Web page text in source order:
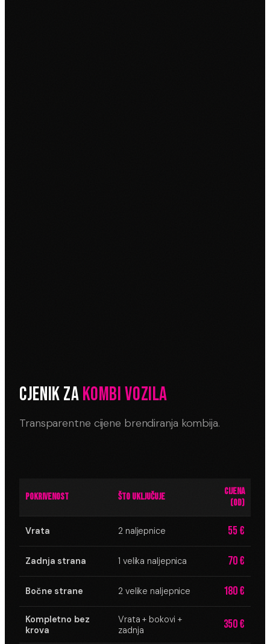
CJENIK ZAKOMBI VOZILA
Transparentne cijene brendiranja kombija.
POKRIVENOST ŠTO UKLJUČUJE
CIJENA
(OD)
Vrata 2 naljepnice 55 €
Zadnja strana 1 velika naljepnica 70 €
Bočne strane 2 velike naljepnice 180 €
Kompletno bez
krova
Vrata + bokovi +
zadnja
350 €